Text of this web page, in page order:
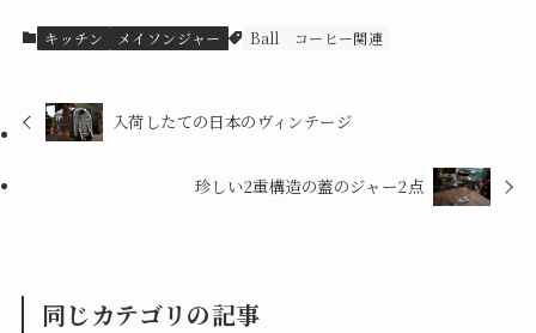
キッチン メイソンジャー Ball コーヒー関連
入荷したての日本のヴィンテージ
珍しい2重構造の蓋のジャー2点
同じカテゴリの記事